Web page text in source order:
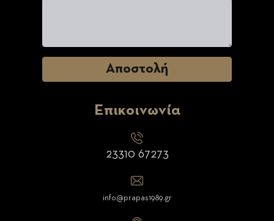
Επικοινωνία
23310 67273
info@prapas1989.gr